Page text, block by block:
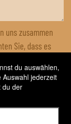
uns zusammen
Sie, dass es
und Versand
TWINT oder
du auswählen,
Auswahl jederzeit
du der